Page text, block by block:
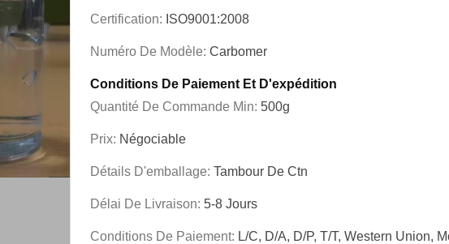
Certification: ISO9001:2008
Numéro De Modèle: Carbomer
Conditions De Paiement Et D'expédition
Quantité De Commande Min: 500g
Prix: Négociable
Détails D'emballage: Tambour De Ctn
Délai De Livraison: 5-8 Jours
Conditions De Paiement: L/C, D/A, D/P, T/T, Western Union,